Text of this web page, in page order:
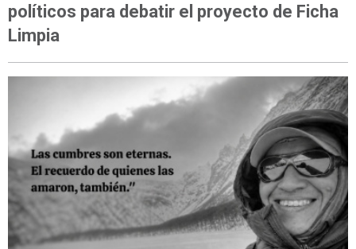
políticos para debatir el proyecto de Ficha
Limpia